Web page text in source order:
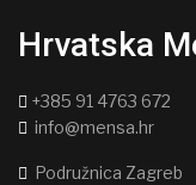
Hrvatska
+385 91 4763 672
info@mensa.hr
Podružnica Zagreb